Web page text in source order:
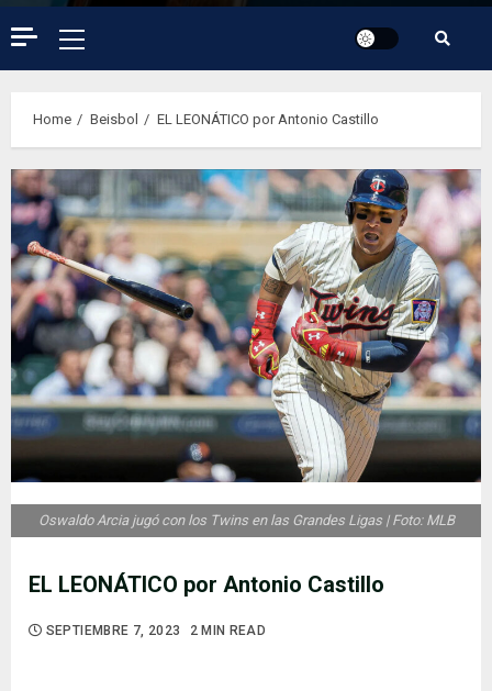
Primary
Menu
Home Beisbol EL LEONÁTICO por Antonio Castillo
EL LEONÁTICO por Antonio Castillo
SEPTIEMBRE 7, 2023 2 MIN READ
Oswaldo Arcia jugó con los Twins en las Grandes Ligas | Foto: MLB